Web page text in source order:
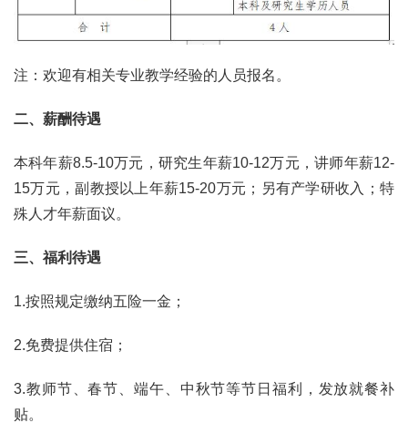
注：欢迎有相关专业教学经验的人员报名。
二、薪酬待遇
本科年薪8.5-10万元，研究生年薪10-12万元，讲师年薪12-
15万元，副教授以上年薪15-20万元；另有产学研收入；特
殊人才年薪面议。
三、福利待遇
1.按照规定缴纳五险一金；
2.免费提供住宿；
3.教师节、春节、端午、中秋节等节日福利，发放就餐补
贴。